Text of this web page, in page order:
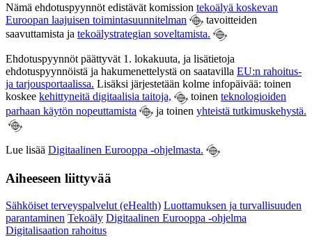
Nämä ehdotuspyynnöt edistävät komission tekoälyä koskevan
Euroopan laajuisen toimintasuunnitelman
tavoitteiden
saavuttamista ja tekoälystrategian soveltamista.
Ehdotuspyynnöt päättyvät 1. lokakuuta, ja lisätietoja
ehdotuspyynnöistä ja hakumenettelystä on saatavilla EU:n rahoitus-
ja tarjousportaalissa. Lisäksi järjestetään kolme infopäivää: toinen
koskee kehittyneitä digitaalisia taitoja, toinen teknologioiden
parhaan käytön nopeuttamista
ja toinen yhteistä tutkimuskehystä.
Lue lisää Digitaalinen Eurooppa -ohjelmasta.
Aiheeseen liittyvää
Sähköiset terveyspalvelut (eHealth) Luottamuksen ja turvallisuuden
parantaminen Tekoäly Digitaalinen Eurooppa -ohjelma
Digitalisaation rahoitus